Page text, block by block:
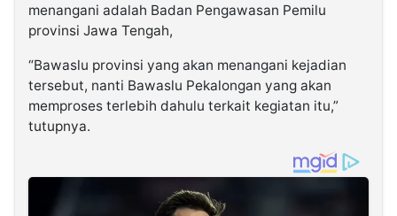
menangani adalah Badan Pengawasan Pemilu
provinsi Jawa Tengah,
“Bawaslu provinsi yang akan menangani kejadian
tersebut, nanti Bawaslu Pekalongan yang akan
memproses terlebih dahulu terkait kegiatan itu,”
tutupnya.